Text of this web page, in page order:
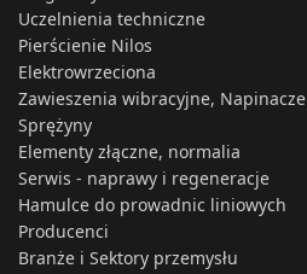
Uczelnienia techniczne
Pierścienie Nilos
Elektrowrzeciona
Zawieszenia wibracyjne, Napinacze
Sprężyny
Elementy złączne, normalia
Serwis - naprawy i regeneracje
Hamulce do prowadnic liniowych
Producenci
Branże i Sektory przemysłu